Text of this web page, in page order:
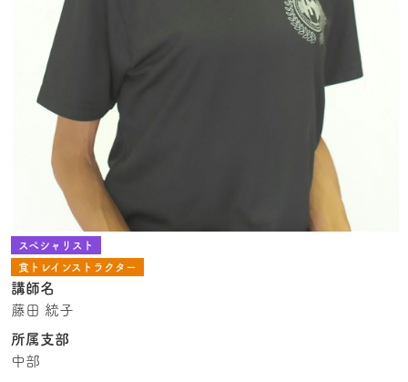
スペシャリスト
食トレインストラクター
講師名
藤田 統子
所属支部
中部